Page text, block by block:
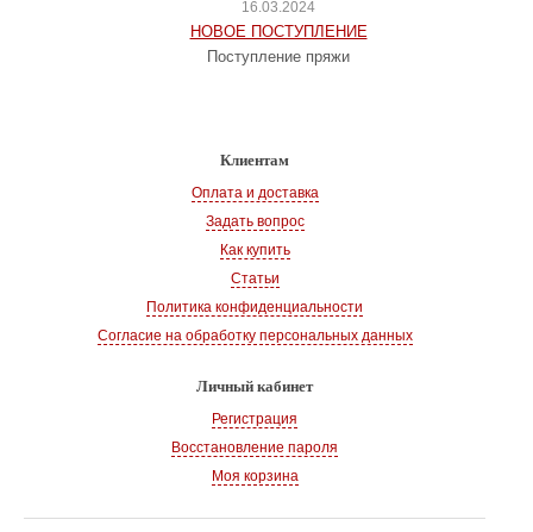
16.03.2024
НОВОЕ ПОСТУПЛЕНИЕ
Поступление пряжи
Клиентам
Оплата и доставка
Задать вопрос
Как купить
Статьи
Политика конфиденциальности
Согласие на обработку персональных данных
Личный кабинет
Регистрация
Восстановление пароля
Моя корзина